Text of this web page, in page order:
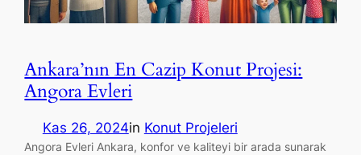
Ankara’nın En Cazip Konut Projesi:
Angora Evleri
Kas 26, 2024in Konut Projeleri
Angora Evleri Ankara, konfor ve kaliteyi bir arada sunarak